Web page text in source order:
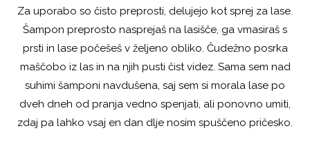
Za uporabo so čisto preprosti, delujejo kot sprej za lase.
Šampon preprosto nasprejaš na lasišče, ga vmasiraš s
prsti in lase počešeš v željeno obliko. Čudežno posrka
maščobo iz las in na njih pusti čist videz. Sama sem nad
suhimi šamponi navdušena, saj sem si morala lase po
dveh dneh od pranja vedno spenjati, ali ponovno umiti,
zdaj pa lahko vsaj en dan dlje nosim spuščeno pričesko.